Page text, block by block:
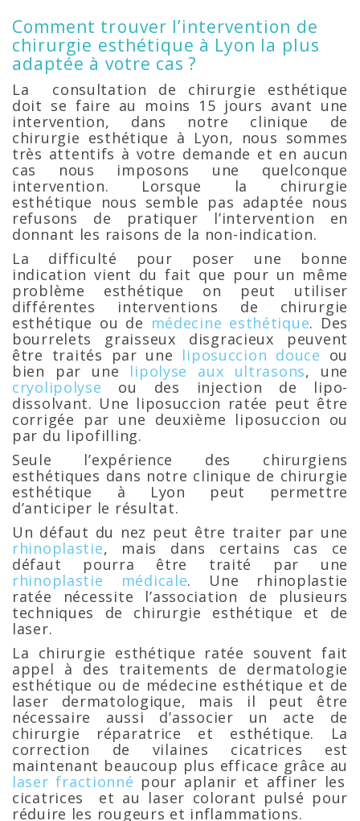
Comment trouver l’intervention de
chirurgie esthétique à Lyon la plus
adaptée à votre cas ?
La consultation de chirurgie esthétique
doit se faire au moins 15 jours avant une
intervention, dans notre clinique de
chirurgie esthétique à Lyon, nous sommes
très attentifs à votre demande et en aucun
cas nous imposons une quelconque
intervention. Lorsque la chirurgie
esthétique nous semble pas adaptée nous
refusons de pratiquer l’intervention en
donnant les raisons de la non-indication.
La difficulté pour poser une bonne
indication vient du fait que pour un même
problème esthétique on peut utiliser
différentes interventions de chirurgie
esthétique ou de médecine esthétique. Des
bourrelets graisseux disgracieux peuvent
être traités par une liposuccion douce ou
bien par une lipolyse aux ultrasons, une
cryolipolyse ou des injection de lipo-
dissolvant. Une liposuccion ratée peut être
corrigée par une deuxième liposuccion ou
par du lipofilling.
Seule l’expérience des chirurgiens
esthétiques dans notre clinique de chirurgie
esthétique à Lyon peut permettre
d’anticiper le résultat.
Un défaut du nez peut être traiter par une
rhinoplastie, mais dans certains cas ce
défaut pourra être traité par une
rhinoplastie médicale. Une rhinoplastie
ratée nécessite l’association de plusieurs
techniques de chirurgie esthétique et de
laser.
La chirurgie esthétique ratée souvent fait
appel à des traitements de dermatologie
esthétique ou de médecine esthétique et de
laser dermatologique, mais il peut être
nécessaire aussi d’associer un acte de
chirurgie réparatrice et esthétique. La
correction de vilaines cicatrices est
maintenant beaucoup plus efficace grâce au
laser fractionné pour aplanir et affiner les
cicatrices et au laser colorant pulsé pour
réduire les rougeurs et inflammations.